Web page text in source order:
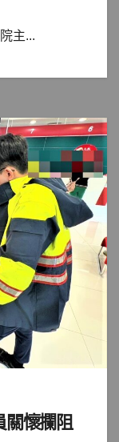
主...
懷攔阻